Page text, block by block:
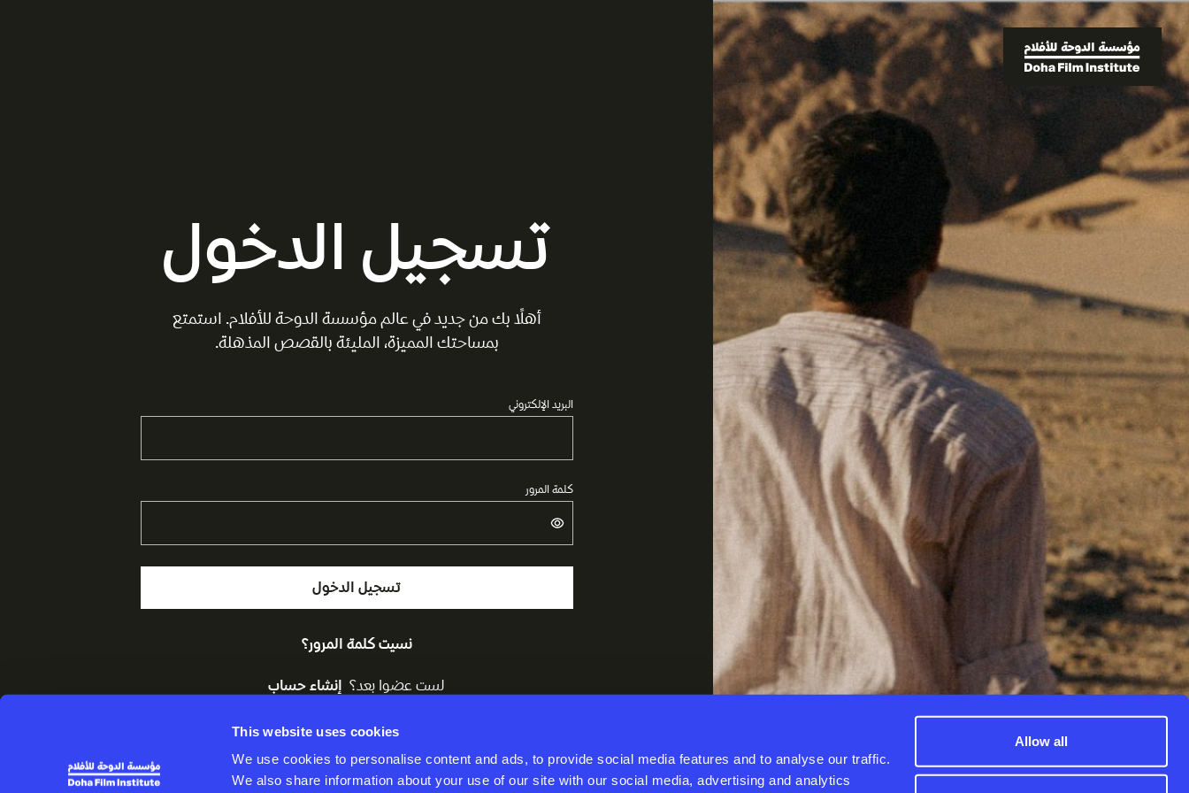
This website uses cookies
We use cookies to personalise content and ads, to provide social media features and to analyse our traffic.
We also share information about your use of our site with our social media, advertising and analytics
Allow all
تسجيل الدخول
أهلًا بك من جديد في عالم مؤسسة الدوحة للأفلام. استمتع
بمساحتك المميزة، المليئة بالقصص المذهلة.
البريد الإلكتروني
كلمة المرور
تسجيل الدخول
نسيت كلمة المرور؟
لست عضوا بعد؟ إنشاء حساب